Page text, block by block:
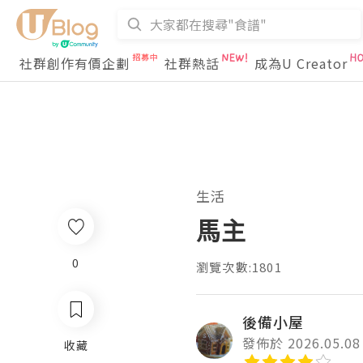
社群創作有價企劃 社群熱話 成為U Creator
生活
馬主
瀏覽次數:1801
後備小屋
發佈於 2026.05.08
0
收藏